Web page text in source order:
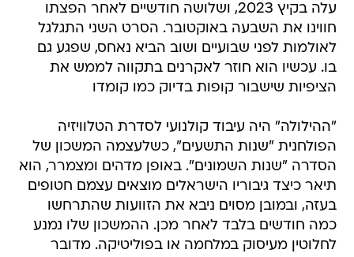
עלה בקיץ 2023, ושלושה חודשיים לאחר הפצתו
חווינו את השבעה באוקטובר. הסרט השני התגלגל
לאולמות לפני שבועיים ושוב הביא נאחס, שפגע גם
בו. עכשיו הוא חוזר לאקרנים בתקווה לממש את
הציפיות שישבור קופות בדיוק כמו קומדו
"ההילולה" היה עיבוד קולנועי לסדרת הטלוויזיה
הפולחנית "שנות התשעים", כשלעצמה המשכון של
הסדרה "שנות השמונים". באופן מדהים ומצמרר, הוא
תיאר כיצד גיבוריו הישראלים מוצאים עצמם חטופים
בעזה, ובמובן מסוים ניבא את הזוועות שהתרחשו
כמה חודשים בלבד לאחר מכן. ההמשכון שלו נמנע
לחלוטין מעיסוק במלחמה או בפוליטיקה. מדובר